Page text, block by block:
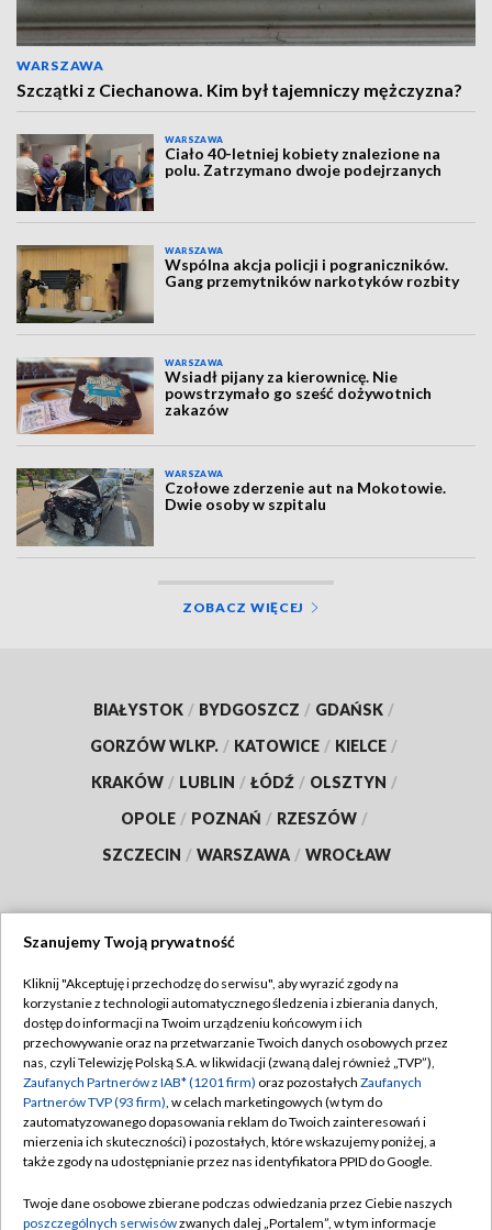
WARSZAWA
Szczątki z Ciechanowa. Kim był tajemniczy mężczyzna?
WARSZAWA
Ciało 40-letniej kobiety znalezione na
polu. Zatrzymano dwoje podejrzanych
WARSZAWA
Wspólna akcja policji i pograniczników.
Gang przemytników narkotyków rozbity
WARSZAWA
Wsiadł pijany za kierownicę. Nie
powstrzymało go sześć dożywotnich
zakazów
WARSZAWA
Czołowe zderzenie aut na Mokotowie.
Dwie osoby w szpitalu
ZOBACZ WIĘCEJ
BIAŁYSTOK / BYDGOSZCZ / GDAŃSK /
GORZÓW WLKP. / KATOWICE / KIELCE /
KRAKÓW / LUBLIN / ŁÓDŹ / OLSZTYN /
OPOLE / POZNAŃ / RZESZÓW /
SZCZECIN / WARSZAWA / WROCŁAW
TVP
Abonament TVP
Emisja w TVP
Centrum informacji TVP
Naziemna Telewizja Cyfrowa
Rada Programowa
Regulamin TVP
Polityka prywatności
Moje zgody
Pomoc
Kontakt
Szanujemy Twoją prywatność
Kliknij "Akceptuję i przechodzę do serwisu", aby wyrazić zgody na
korzystanie z technologii automatycznego śledzenia i zbierania danych,
dostęp do informacji na Twoim urządzeniu końcowym i ich
przechowywanie oraz na przetwarzanie Twoich danych osobowych przez
nas, czyli Telewizję Polską S.A. w likwidacji (zwaną dalej również „TVP”),
Zaufanych Partnerów z IAB* (1201 firm) oraz pozostałych Zaufanych
Partnerów TVP (93 firm), w celach marketingowych (w tym do
zautomatyzowanego dopasowania reklam do Twoich zainteresowań i
mierzenia ich skuteczności) i pozostałych, które wskazujemy poniżej, a
także zgody na udostępnianie przez nas identyfikatora PPID do Google.
Twoje dane osobowe zbierane podczas odwiedzania przez Ciebie naszych
poszczególnych serwisówzwanych dalej „Portalem”, w tym informacje